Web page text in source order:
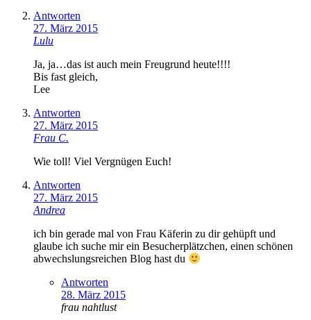
Antworten
27. März 2015
Lulu
Ja, ja…das ist auch mein Freugrund heute!!!!
Bis fast gleich,
Lee
Antworten
27. März 2015
Frau C.
Wie toll! Viel Vergnügen Euch!
Antworten
27. März 2015
Andrea
ich bin gerade mal von Frau Käferin zu dir gehüpft und
glaube ich suche mir ein Besucherplätzchen, einen schönen
abwechslungsreichen Blog hast du
Antworten
28. März 2015
frau nahtlust